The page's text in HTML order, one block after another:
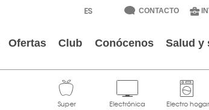
CONTACTO
Ofertas Club Conócenos Salud y